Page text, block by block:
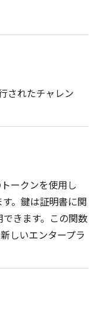
されたチャレン
ークンを使用し
。鍵は証明書に関
きます。この関数
しいエンタープラ